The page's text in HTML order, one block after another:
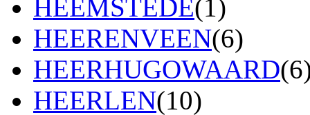
HEEMSTEDE(1)
HEERENVEEN(6)
HEERHUGOWAARD
HEERLEN(10)